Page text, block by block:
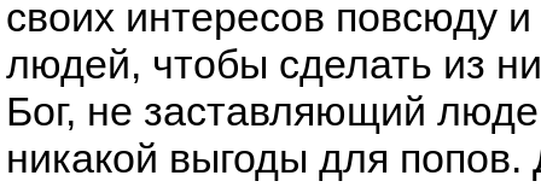
своих интересов повсюду
людей, чтобы сделать из
Бог, не заставляющий
никакой выгоды для попов.